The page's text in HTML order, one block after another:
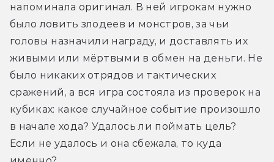
напоминала оригинал. В ней игрокам нужно
было ловить злодеев и монстров, за чьи
головы назначили награду, и доставлять их
живыми или мёртвыми в обмен на деньги. Не
было никаких отрядов и тактических
сражений, а вся игра состояла из проверок на
кубиках: какое случайное событие произошло
в начале хода? Удалось ли поймать цель?
Если не удалось и она сбежала, то куда